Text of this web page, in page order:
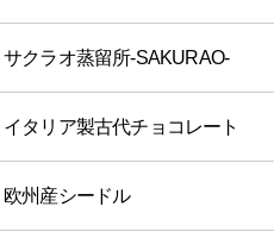
サクラオ蒸留所-SAKURAO-
イタリア製古代チョコレート
欧州産シードル